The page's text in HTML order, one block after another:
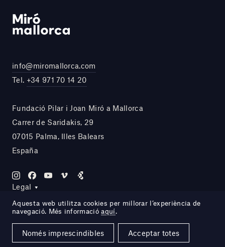
info@miromallorca.com
Tel. +34 971 70 14 20
Fundació Pilar i Joan Miró a Mallorca
Carrer de Saridakis, 29
07015 Palma, Illes Balears
España
Legal
Site by DOMO—A
Aquesta web utilitza cookies per millorar l’experiència de
navegació. Més informacióaquí.
Només imprescindibles Acceptar totes